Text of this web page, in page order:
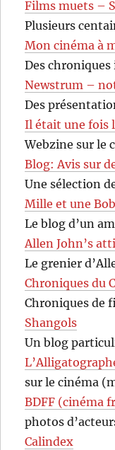
Films muets –
Plusieurs
Mon cinéma à
Des
Newstrum –
Des
Il était une fois
Webzine sur le
Blog: Avis sur
Une sélection
Mille et une
Le blog d’un
Allen John’s
Le grenier
Chroniques du
Chroniques de
Shangols
Un blog
sur le cinéma
BDFF (cinéma
photos
Calindex